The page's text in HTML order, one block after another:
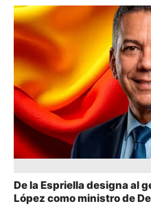
De la Espriella designa al
López como ministro de